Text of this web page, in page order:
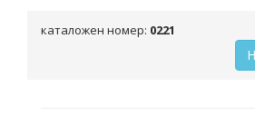
каталожен номер: 0221